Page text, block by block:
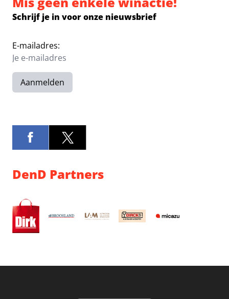
Schrijf je in voor onze nieuwsbrief
E-mailadres:
Aanmelden
DenD Partners